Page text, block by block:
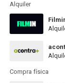
Alquiler
Compra física